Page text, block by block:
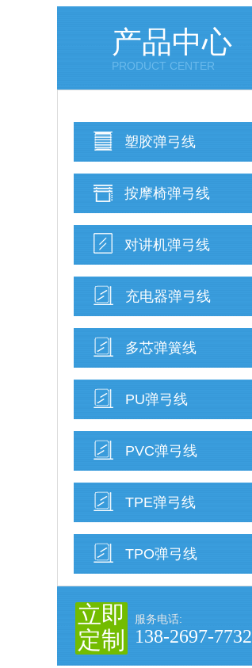
产品中心
PRODUCT CENTER
塑胶弹弓线
按摩椅弹弓线
对讲机弹弓线
充电器弹弓线
多芯弹簧线
PU弹弓线
PVC弹弓线
TPE弹弓线
TPO弹弓线
立即
定制
服务电话:
138-2697-7732